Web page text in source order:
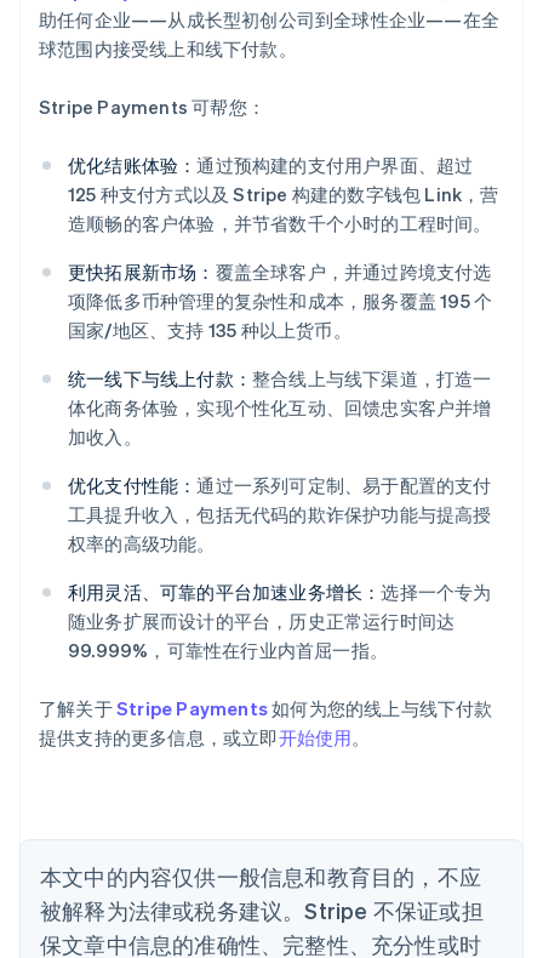
助任何企业——从成长型初创公司到全球性企业——在全
球范围内接受线上和线下付款。
Stripe Payments 可帮您：
优化结账体验：通过预构建的支付用户界面、超过
125 种支付方式以及 Stripe 构建的数字钱包 Link，营
造顺畅的客户体验，并节省数千个小时的工程时间。
更快拓展新市场： 覆盖全球客户，并通过跨境支付选
项降低多币种管理的复杂性和成本，服务覆盖 195 个
国家/地区、支持 135 种以上货币。
统一线下与线上付款： 整合线上与线下渠道，打造一
体化商务体验，实现个性化互动、回馈忠实客户并增
加收入。
优化支付性能：通过一系列可定制、易于配置的支付
工具提升收入，包括无代码的欺诈保护功能与提高授
权率的高级功能。
利用灵活、可靠的平台加速业务增长：选择一个专为
随业务扩展而设计的平台，历史正常运行时间达
99.999%，可靠性在行业内首屈一指。
了解关于Stripe Payments如何为您的线上与线下付款
提供支持的更多信息，或立即开始使用。
本文中的内容仅供一般信息和教育目的，不应
被解释为法律或税务建议。Stripe 不保证或担
保文章中信息的准确性、完整性、充分性或时
阿联酋
爱尔兰
English
爱沙尼亚
English
奥地利
DeutschEnglish
澳大利亚
English
PortuguêsEnglish
保加利亚
English
丹麦
德国
DeutschEnglish